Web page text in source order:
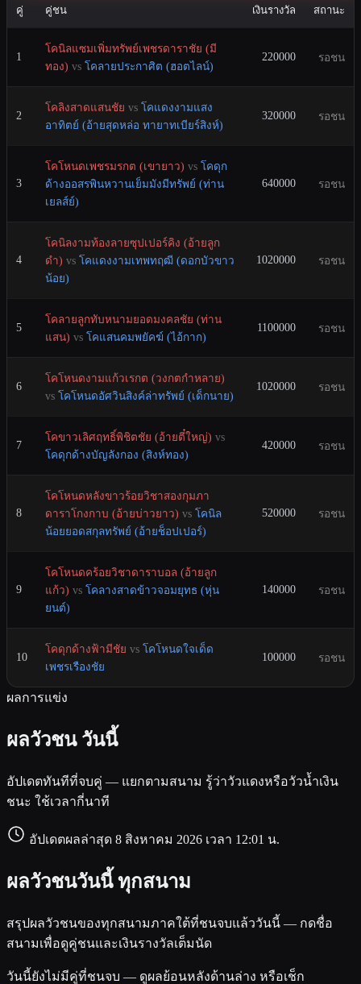
คู่ คู่ชน เงินรางวัล สถานะ
1
โคนิลแซมเพิ่มทรัพย์เพชรดาราชัย (มี
ทอง) vs โคลายประกาศิต (ฮอตไลน์)
220000 รอชน
2
โคลิงสาดแสนชัย vs โคแดงงามแสง
อาทิตย์ (อ้ายสุดหล่อ ทายาทเบียร์สิงห์)
320000 รอชน
3
โคโหนดเพชรมรกต (เขายาว) vs โคดุก
ด้างออสรพินหวานเย็มมังมีทรัพย์ (ท่าน
เยลส์ย์)
640000 รอชน
4
โคนิลงามท้องลายซุปเปอร์คิง (อ้ายลูก
ดำ) vs โคแดงงามเทพทฤฒี (ดอกบัวขาว
น้อย)
1020000 รอชน
5
โคลายลูกทับหนามยอดมงคลชัย (ท่าน
แสน) vs โคแสนคมพยัคฆ์ (ไอ้กาก)
1100000 รอชน
6
โคโหนดงามแก้วเรกต (วงกตกำหลาย)
vs โคโหนดอัศวินสิงค์ล่าทรัพย์ (เด็กนาย)
1020000 รอชน
7
โคขาวเลิศฤทธิ์พิชิตชัย (อ้ายตี๋ใหญ่) vs
โคดุกด้างบัญลังกอง (สิงห์ทอง)
420000 รอชน
8
โคโหนดหลังขาวร้อยวิชาสองกุมภา
ดาราโกงกาบ (อ้ายบ่าวยาว) vs โคนิล
น้อยยอดสกุลทรัพย์ (อ้ายช็อปเปอร์)
520000 รอชน
9
โคโหนดคร้อยวิชาดาราบอล (อ้ายลูก
แก้ว) vs โคลางสาดข้าวจอมยุทธ (หุ่น
ยนต์)
140000 รอชน
10
โคดุกด้างฟ้ามีชัย vs โคโหนดใจเด็ด
เพชรเรืองชัย
100000 รอชน
ผลการแข่ง
ผลวัวชนวันนี้
อัปเดตทันทีที่จบคู่ — แยกตามสนาม รู้ว่าวัวแดงหรือวัวน้ำเงิน
ชนะ ใช้เวลากี่นาที
อัปเดตผลล่าสุด 8 สิงหาคม 2026 เวลา 12:01 น.
ผลวัวชนวันนี้ ทุกสนาม
สรุปผลวัวชนของทุกสนามภาคใต้ที่ชนจบแล้ววันนี้ — กดชื่อ
สนามเพื่อดูคู่ชนและเงินรางวัลเต็มนัด
วันนี้ยังไม่มีคู่ที่ชนจบ — ดูผลย้อนหลังด้านล่าง หรือเช็ก